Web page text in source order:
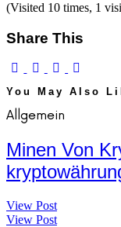
(Visited 10 times, 1
Share This
You May Also
Allgemein
Minen Von
View Post
View Post